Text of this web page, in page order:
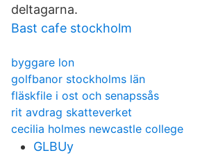
deltagarna.
Bast cafe stockholm
byggare lon
golfbanor stockholms län
fläskfile i ost och senapssås
rit avdrag skatteverket
cecilia holmes newcastle college
GLBUy